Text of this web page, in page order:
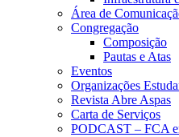
Área de
Congregação
Composição
Pautas e Atas
Eventos
Organizações
Revista Abre Aspas
Carta de Serviços
PODCAST – FCA